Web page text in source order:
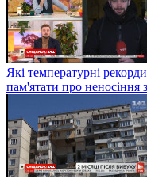
Які температурні
пам'ятати про неносіння